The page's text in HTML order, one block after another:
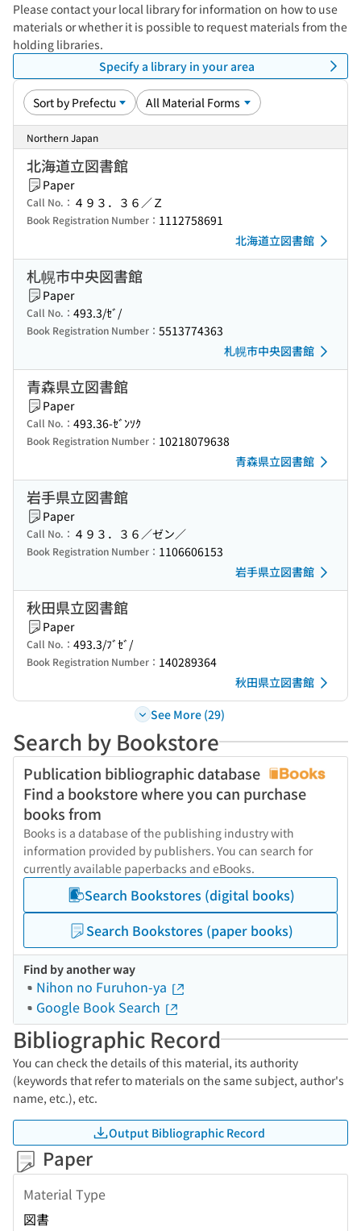
Please contact your local library for information on how to use
materials or whether it is possible to request materials from the
holding libraries.
Specify a library in your area
Northern Japan
北海道立図書館
Paper
Call No.： ４９３．３６／Ｚ
Book Registration Number： 1112758691
北海道立図書館
札幌市中央図書館
Paper
Call No.： 493.3/ｾﾞ/
Book Registration Number： 5513774363
札幌市中央図書館
青森県立図書館
Paper
Call No.： 493.36-ｾﾞﾝｿｸ
Book Registration Number： 10218079638
青森県立図書館
岩手県立図書館
Paper
Call No.： ４９３．３６／ゼン／
Book Registration Number： 1106606153
岩手県立図書館
秋田県立図書館
Paper
Call No.： 493.3/ﾌﾞｾﾞ/
Book Registration Number： 140289364
秋田県立図書館
See More (29)
Search by Bookstore
Publication bibliographic database
Find a bookstore where you can purchase
books from
Books is a database of the publishing industry with
information provided by publishers. You can search for
currently available paperbacks and eBooks.
Search Bookstores (digital books)
Search Bookstores (paper books)
Find by another way
Nihon no Furuhon-ya
Google Book Search
Bibliographic Record
You can check the details of this material, its authority
(keywords that refer to materials on the same subject, author's
name, etc.), etc.
Output Bibliographic Record
Paper
Material Type
図書